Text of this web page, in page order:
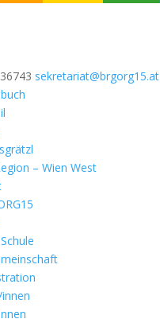
sekretariat@brgorg15.at
– Wien West